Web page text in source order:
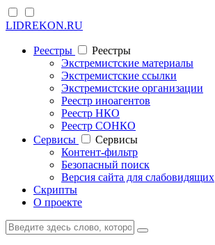
LIDREKON.RU
Реестры
Реестры
Экстремистские материалы
Экстремистские ссылки
Экстремистские организации
Реестр иноагентов
Реестр НКО
Реестр СОНКО
Cервисы
Cервисы
Контент-фильтр
Безопасный поиск
Версия сайта для слабовидящих
Скрипты
О проекте